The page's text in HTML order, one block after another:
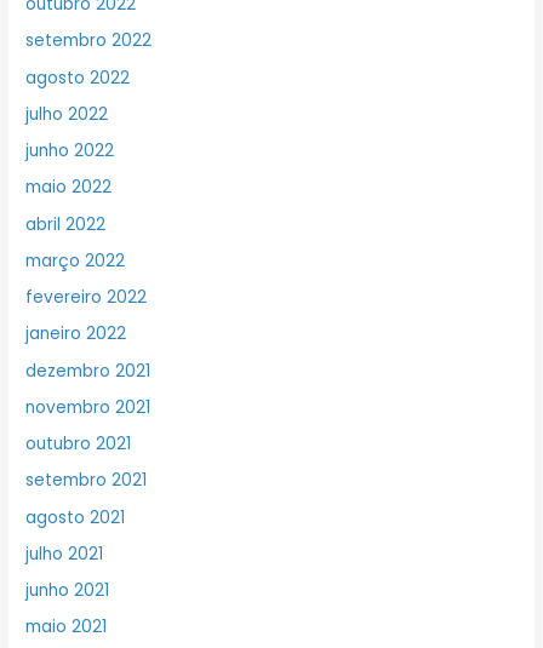
setembro 2022
agosto 2022
julho 2022
junho 2022
maio 2022
abril 2022
março 2022
fevereiro 2022
janeiro 2022
dezembro 2021
novembro 2021
outubro 2021
setembro 2021
agosto 2021
julho 2021
junho 2021
maio 2021